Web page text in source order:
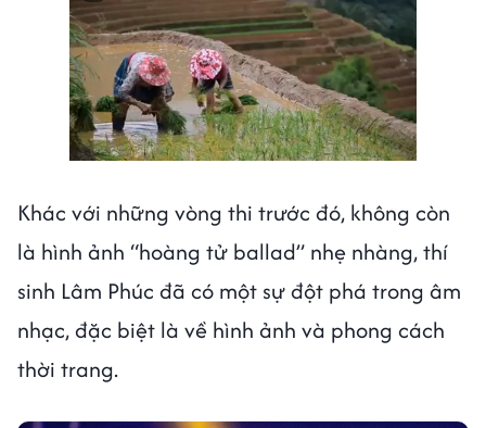
Khác với những vòng thi trước đó, không còn
là hình ảnh “hoàng tử ballad” nhẹ nhàng, thí
sinh Lâm Phúc đã có một sự đột phá trong âm
nhạc, đặc biệt là về hình ảnh và phong cách
thời trang.